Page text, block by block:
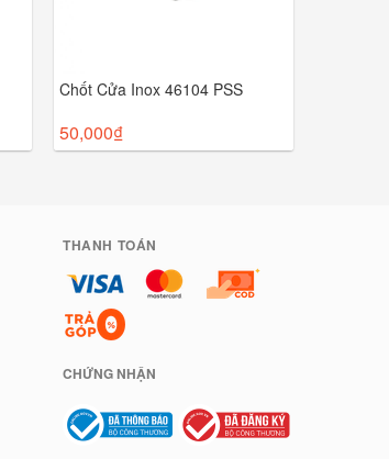
Chốt Cửa Inox 46104 PSS
50,000₫
THANH TOÁN
CHỨNG NHẬN